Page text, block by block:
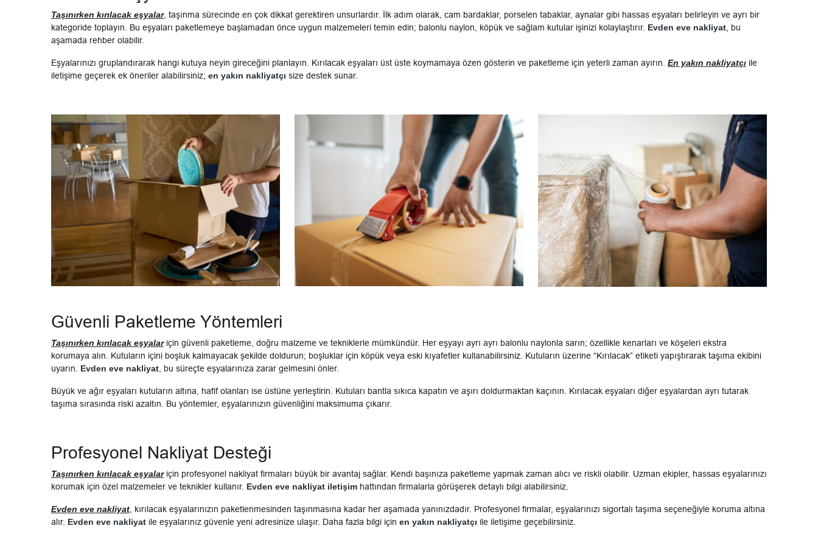
Taşınırken kırılacak eşyalar, taşınma sürecinde en çok dikkat gerektiren unsurlardır. İlk adım olarak, cam bardaklar, porselen tabaklar, aynalar gibi hassas eşyaları belirleyin ve ayrı bir
kategoride toplayın. Bu eşyaları paketlemeye başlamadan önce uygun malzemeleri temin edin; balonlu naylon, köpük ve sağlam kutular işinizi kolaylaştırır. Evden eve nakliyat , bu
aşamada rehber olabilir.
Eşyalarınızı gruplandırarak hangi kutuya neyin gireceğini planlayın. Kırılacak eşyaları üst üste koymamaya özen gösterin ve paketleme için yeterli zaman ayırın. En yakın nakliyatçı ile
iletişime geçerek ek öneriler alabilirsiniz; en yakın nakliyatçı size destek sunar.
Güvenli Paketleme Yöntemleri
Taşınırken kırılacak eşyalariçin güvenli paketleme, doğru malzeme ve tekniklerle mümkündür. Her eşyayı ayrı ayrı balonlu naylonla sarın; özellikle kenarları ve köşeleri ekstra
korumaya alın. Kutuların içini boşluk kalmayacak şekilde doldurun; boşluklar için köpük veya eski kıyafetler kullanabilirsiniz. Kutuların üzerine “Kırılacak” etiketi yapıştırarak taşıma ekibini
uyarın. Evden eve nakliyat , bu süreçte eşyalarınıza zarar gelmesini önler.
Büyük ve ağır eşyaları kutuların altına, hafif olanları ise üstüne yerleştirin. Kutuları bantla sıkıca kapatın ve aşırı doldurmaktan kaçının. Kırılacak eşyaları diğer eşyalardan ayrı tutarak
taşıma sırasında riski azaltın. Bu yöntemler, eşyalarınızın güvenliğini maksimuma çıkarır.
Profesyonel Nakliyat Desteği
Taşınırken kırılacak eşyalariçin profesyonel nakliyat firmaları büyük bir avantaj sağlar. Kendi başınıza paketleme yapmak zaman alıcı ve riskli olabilir. Uzman ekipler, hassas eşyalarınızı
korumak için özel malzemeler ve teknikler kullanır. Evden eve nakliyat iletişim hattından firmalarla görüşerek detaylı bilgi alabilirsiniz.
Evden eve nakliyat , kırılacak eşyalarınızın paketlenmesinden taşınmasına kadar her aşamada yanınızdadır. Profesyonel firmalar, eşyalarınızı sigortalı taşıma seçeneğiyle koruma altına
alır. Evden eve nakliyat ile eşyalarınız güvenle yeni adresinize ulaşır. Daha fazla bilgi için en yakın nakliyatçı ile iletişime geçebilirsiniz.